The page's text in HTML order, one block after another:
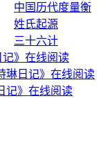
中国历代度量衡
姓氏起源
三十六计
》在线阅读
琳日记》在线阅读
记》在线阅读